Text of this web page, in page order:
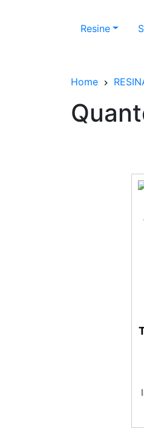
Resine
Home